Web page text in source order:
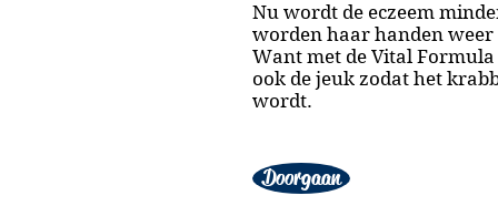
Nu wordt de eczeem
worden haar handen weer
Want met de Vital
ook de jeuk zodat het
wordt.
Doorgaan